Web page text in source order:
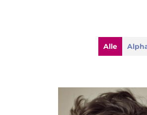
Alle